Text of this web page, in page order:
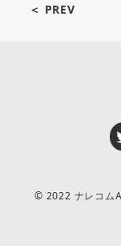
＜ PREV
© 2022 ナレコム